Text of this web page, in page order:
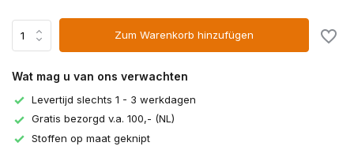
Zum Warenkorb hinzufügen
Wat mag u van ons verwachten
Levertijd slechts 1 - 3 werkdagen
Gratis bezorgd v.a. 100,- (NL)
Stoffen op maat geknipt